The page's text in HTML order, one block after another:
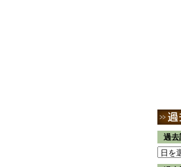
過去